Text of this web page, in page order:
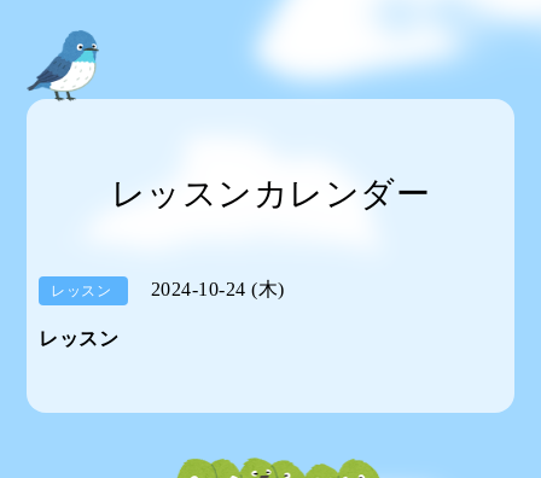
レッスンカレンダー
レッスン 2024-10-24 (木)
レッスン